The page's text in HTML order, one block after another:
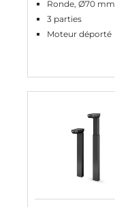
Ronde, Ø70 mm
3 parties
Moteur déporté